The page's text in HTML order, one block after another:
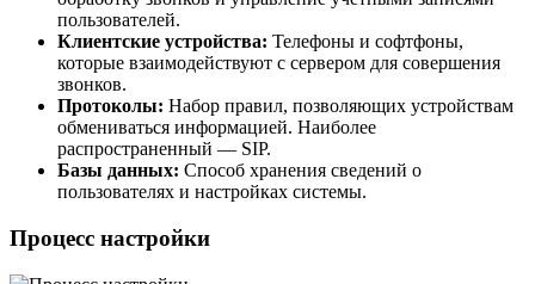
пользователей.
Клиентские устройства: Телефоны и софтфоны,
которые взаимодействуют с сервером для совершения
звонков.
Протоколы: Набор правил, позволяющих устройствам
обмениваться информацией. Наиболее
распространенный — SIP.
Базы данных: Способ хранения сведений о
пользователях и настройках системы.
Процесс настройки